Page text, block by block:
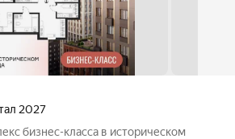
2027
бизнес-класса в историческом